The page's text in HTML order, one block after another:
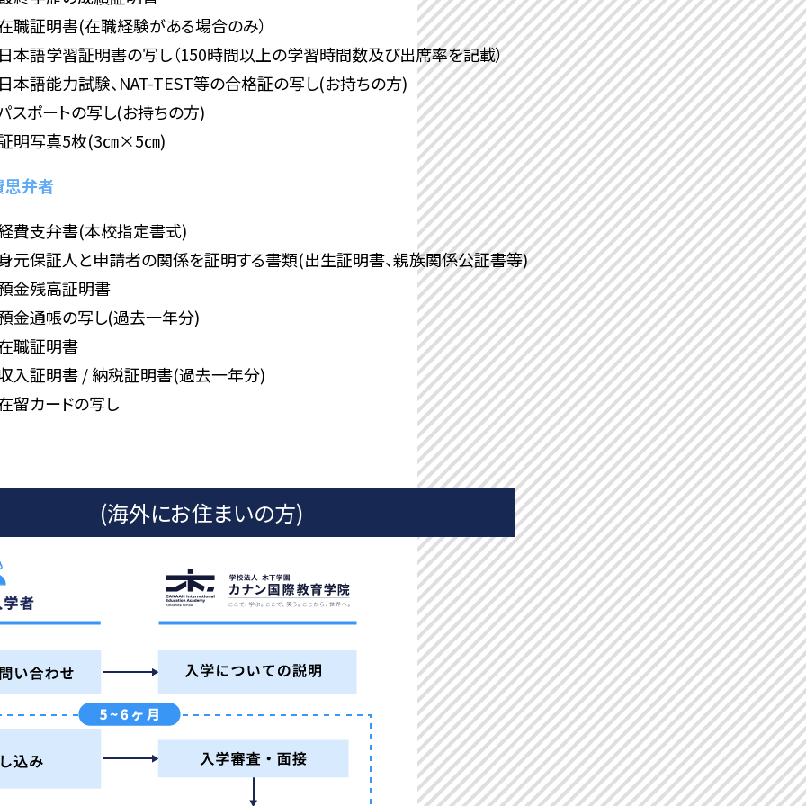
職証明書(在職経験がある場合のみ）
本語学習証明書の写し（150時間以上の学習時間数及び出席率を記載）
本語能力試験、NAT-TEST等の合格証の写し(お持ちの方)
スポートの写し(お持ちの方)
明写真5枚(3㎝×5㎝)
思弁者
費支弁書(本校指定書式)
元保証人と申請者の関係を証明する書類(出生証明書、親族関係公証書等)
金残高証明書
金通帳の写し(過去一年分)
職証明書
入証明書 / 納税証明書(過去一年分)
留カードの写し
(海外にお住まいの方)